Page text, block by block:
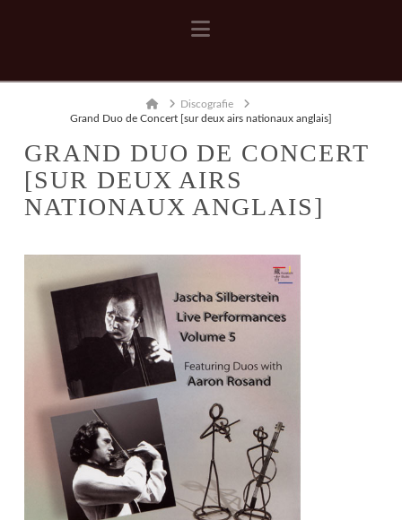
Navigation
HomeDiscografie
Grand Duo de Concert [sur deux airs nationaux anglais]
GRAND DUO DE CONCERT
[SUR DEUX AIRS
NATIONAUX ANGLAIS]